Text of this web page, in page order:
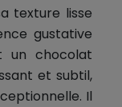
texture lisse
gustative
un chocolat
et subtil,
Il